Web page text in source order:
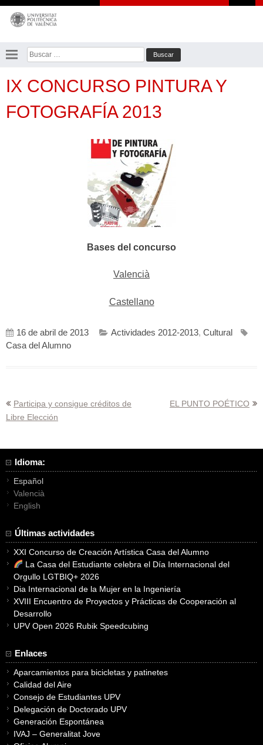
Saltar
contenido
Buscar:
IX CONCURSO PINTURA Y
FOTOGRAFÍA 2013
Bases del concurso
Valencià
Castellano
16 de abril de 2013 Actividades 2012-2013, Cultural
Casa del Alumno
Navegación
de
Participa y consigue créditos de
Libre Elección
EL PUNTO POÉTICO
Idioma:
Español
Valencià
English
Últimas actividades
XXI Concurso de Creación Artística Casa del Alumno
La Casa del Estudiante celebra el Día Internacional del
Orgullo LGTBIQ+ 2026
Dia Internacional de la Mujer en la Ingeniería
XVIII Encuentro de Proyectos y Prácticas de Cooperación al
Desarrollo
UPV Open 2026 Rubik Speedcubing
Enlaces
Aparcamientos para bicicletas y patinetes
Calidad del Aire
Consejo de Estudiantes UPV
Delegación de Doctorado UPV
Generación Espontánea
IVAJ – Generalitat Jove